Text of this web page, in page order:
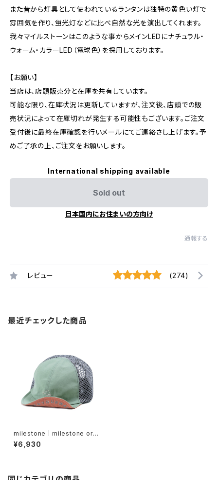
また昔から灯具として使われているランタンは独特の黄色い灯で
雰囲気を作り、蛍光灯などに比べ自然な光を演出してくれます。
我々マイルストーンはこのような事からメインLEDにナチュラル・
ウォーム・カラーLED（電球色）を採用しております。
【お願い】
当店は、店頭販売分と在庫を共有しています。
可能な限り、在庫状況は更新していますが、注文後、店頭での販
売状況によって在庫切れが発生する可能性もございます。ご注文
受付後に最終在庫確認を行いメールにてご連絡さし上げます。予
めご了承の上、ご注文をお願いします。
International shipping available
Sold out
日本国内にお住まいの方向け
通報する
レビュー (274)
最近チェックした商品
milestone｜milestone orig
inal cap MSC-023（クローバ
ー）
¥6,930